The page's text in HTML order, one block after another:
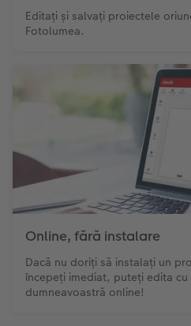
Editați și salvați proiectele
Fotolumea.
Online, fără instalare
Dacă nu doriți să instalați un
începeți imediat, puteți edita
dumneavoastră online!